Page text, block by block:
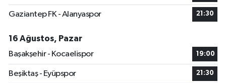
Gaziantep FK - Alanyaspor 21:30
16 Ağustos, Pazar
Başakşehir - Kocaelispor
19:00
Beşiktaş - Eyüpspor 21:30